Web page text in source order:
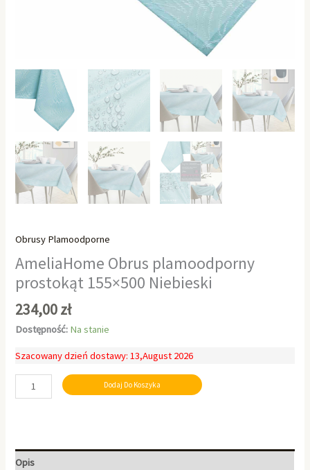
Obrusy Plamoodporne
AmeliaHome Obrus plamoodporny
prostokąt 155×500 Niebieski
234,00zł
Dostępność: Na stanie
Szacowany dzień dostawy: 13,August 2026
Dodaj Do Koszyka
Opis